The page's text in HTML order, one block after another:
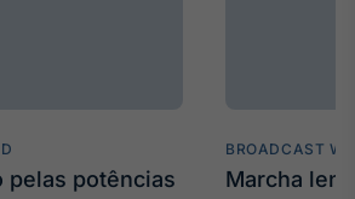
pelas potências
BROADCAST
Marcha